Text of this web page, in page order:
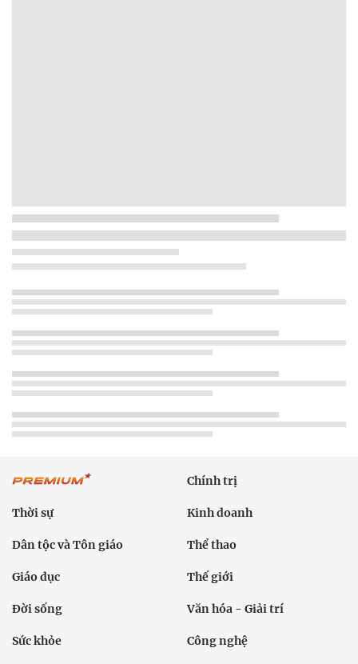
Chính trị
Thời sự Kinh doanh
Dân tộc và Tôn giáo Thể thao
Giáo dục Thế giới
Đời sống Văn hóa - Giải trí
Sức khỏe Công nghệ